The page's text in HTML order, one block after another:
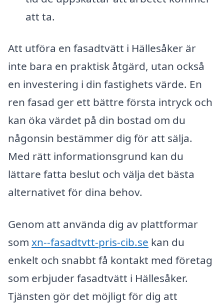
att ta.
Att utföra en fasadtvätt i Hällesåker är
inte bara en praktisk åtgärd, utan också
en investering i din fastighets värde. En
ren fasad ger ett bättre första intryck och
kan öka värdet på din bostad om du
någonsin bestämmer dig för att sälja.
Med rätt informationsgrund kan du
lättare fatta beslut och välja det bästa
alternativet för dina behov.
Genom att använda dig av plattformar
som xn--fasadtvtt-pris-cib.se kan du
enkelt och snabbt få kontakt med företag
som erbjuder fasadtvätt i Hällesåker.
Tjänsten gör det möjligt för dig att